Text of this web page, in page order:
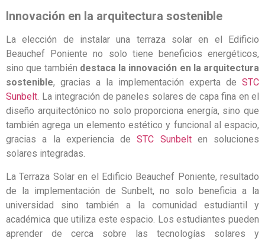
Innovación en la arquitectura sostenible
La elección de instalar una terraza solar en el Edificio
Beauchef Poniente no solo tiene beneficios energéticos,
sino que también destaca la innovación en la arquitectura
sostenible, gracias a la implementación experta de STC
Sunbelt. La integración de paneles solares de capa fina en el
diseño arquitectónico no solo proporciona energía, sino que
también agrega un elemento estético y funcional al espacio,
gracias a la experiencia deSTC Sunbelten soluciones
solares integradas.
La Terraza Solar en el Edificio Beauchef Poniente, resultado
de la implementación de Sunbelt, no solo beneficia a la
universidad sino también a la comunidad estudiantil y
académica que utiliza este espacio. Los estudiantes pueden
aprender de cerca sobre las tecnologías solares y